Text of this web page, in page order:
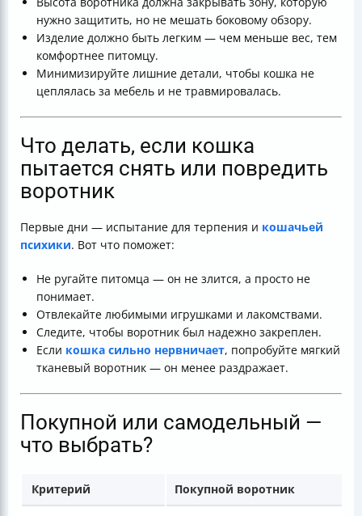
нужно защитить, но не мешать боковому обзору.
Изделие должно быть легким — чем меньше вес, тем
комфортнее питомцу.
Минимизируйте лишние детали, чтобы кошка не
цеплялась за мебель и не травмировалась.
Что делать, если кошка
пытается снять или повредить
воротник
Первые дни — испытание для терпения и кошачьей
психики. Вот что поможет:
Не ругайте питомца — он не злится, а просто не
понимает.
Отвлекайте любимыми игрушками и лакомствами.
Следите, чтобы воротник был надежно закреплен.
Если кошка сильно нервничает, попробуйте мягкий
тканевый воротник — он менее раздражает.
Покупной или самодельный —
что выбрать?
Критерий Покупной воротник